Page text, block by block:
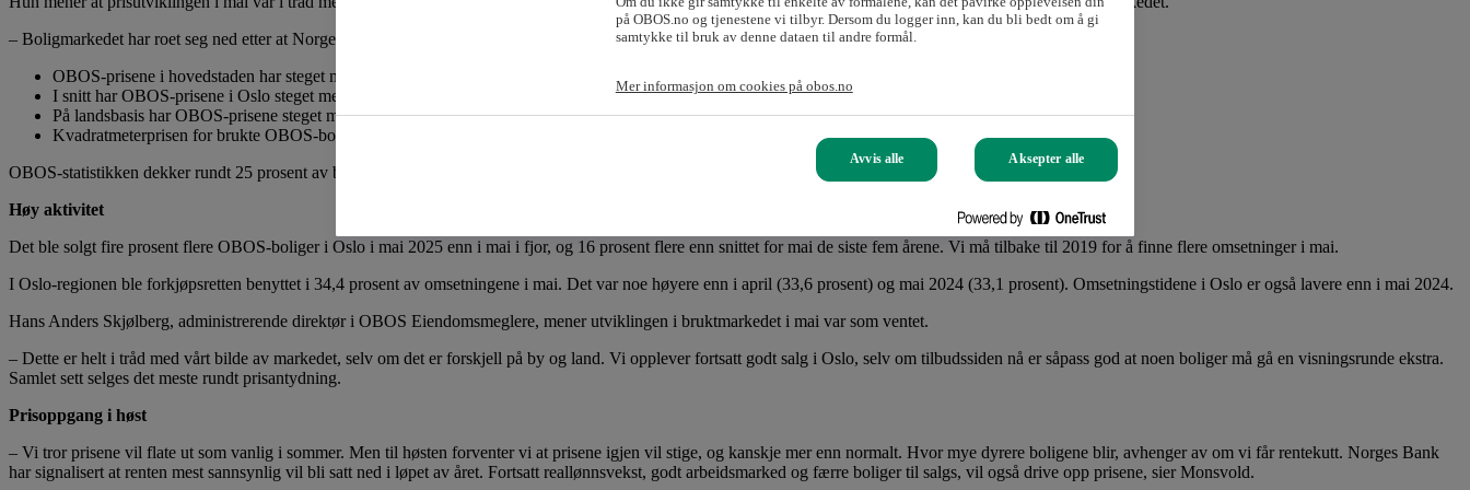
– Boligmarkedet har roet seg ned etter at Norges Bank skjøv det første rentekuttet lenger ut i tid.
OBOS-prisene i hovedstaden har steget med 5,7 prosent fra mai 2024 til mai 2025. Hittil i år er prisene i Oslo opp 7,6 prosent.
I snitt har OBOS-prisene i Oslo steget med 0,7 prosent i mai siden 2004.
På landsbasis har OBOS-prisene steget med 6,5 prosent de tolv siste månedene og 10,3 prosent hittil i år.
Kvadratmeterprisen for brukte OBOS-boliger var 85 681 kroner i Oslo i mai, og 74 577 kroner på landsbasis.
OBOS-statistikken dekker rundt 25 prosent av bruktmarkedet i Oslo.
Høy aktivitet
Det ble solgt fire prosent flere OBOS-boliger i Oslo i mai 2025 enn i mai i fjor, og 16 prosent flere enn snittet for mai de siste fem årene. Vi må tilbake til 2019 for å finne flere omsetninger i mai.
I Oslo-regionen ble forkjøpsretten benyttet i 34,4 prosent av omsetningene i mai. Det var noe høyere enn i april (33,6 prosent) og mai 2024 (33,1 prosent). Omsetningstidene i Oslo er også lavere enn i mai 2024.
Hans Anders Skjølberg, administrerende direktør i OBOS Eiendomsmeglere, mener utviklingen i bruktmarkedet i mai var som ventet.
– Dette er helt i tråd med vårt bilde av markedet, selv om det er forskjell på by og land. Vi opplever fortsatt godt salg i Oslo, selv om tilbudssiden nå er såpass god at noen boliger må gå en visningsrunde ekstra.
Samlet sett selges det meste rundt prisantydning.
Prisoppgang i høst
– Vi tror prisene vil flate ut som vanlig i sommer. Men til høsten forventer vi at prisene igjen vil stige, og kanskje mer enn normalt. Hvor mye dyrere boligene blir, avhenger av om vi får rentekutt. Norges Bank
har signalisert at renten mest sannsynlig vil bli satt ned i løpet av året. Fortsatt reallønnsvekst, godt arbeidsmarked og færre boliger til salgs, vil også drive opp prisene, sier Monsvold.
på OBOS.no og tjenestene vi tilbyr. Dersom du logger inn, kan du bli bedt om å gi
samtykke til bruk av denne dataen til andre formål.
Mer informasjon om cookies på obos.no
Avvis alle Aksepter alle